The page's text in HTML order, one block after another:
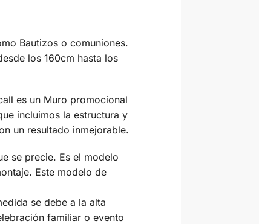
Bautizos o comuniones.
los 160cm hasta los
es un Muro promocional
incluimos la estructura y
un resultado inmejorable.
se precie. Es el modelo
Este modelo de
se debe a la alta
familiar o evento